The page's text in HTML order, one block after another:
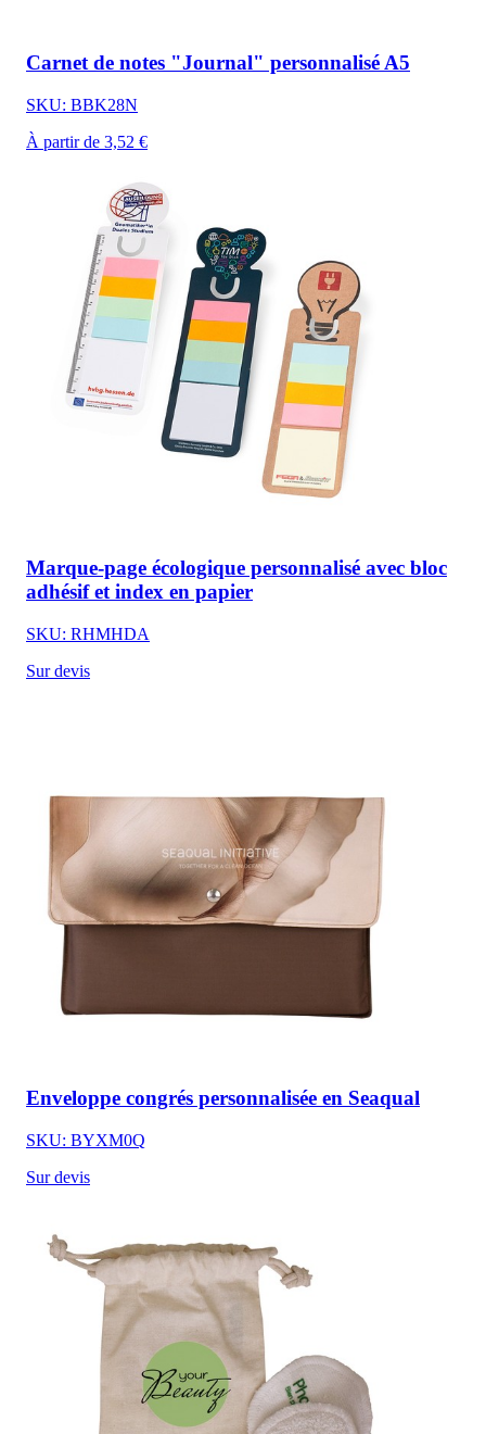
Carnet de notes "Journal" personnalisé A5
SKU: BBK28N
À partir de 3,52 €
Marque-page écologique personnalisé avec bloc
adhésif et index en papier
SKU: RHMHDA
Sur devis
Enveloppe congrés personnalisée en Seaqual
SKU: BYXM0Q
Sur devis